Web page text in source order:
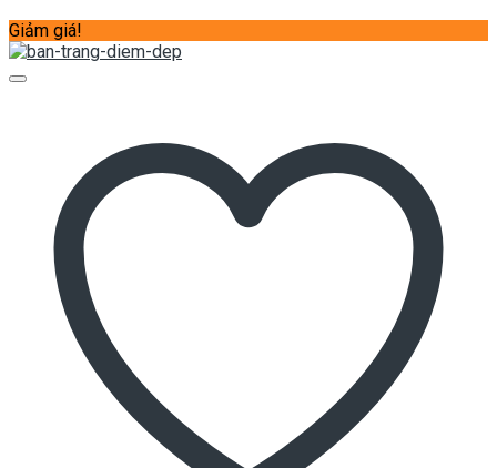
Giảm giá!